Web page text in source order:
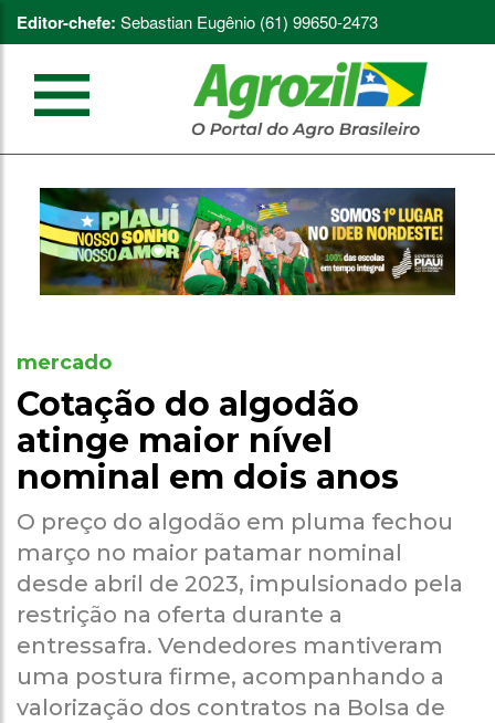
Editor-chefe: Sebastian Eugênio (61) 99650-2473
mercado
Cotação do algodão
atinge maior nível
nominal em dois anos
O preço do algodão em pluma fechou
março no maior patamar nominal
desde abril de 2023, impulsionado pela
restrição na oferta durante a
entressafra. Vendedores mantiveram
uma postura firme, acompanhando a
valorização dos contratos na Bolsa de